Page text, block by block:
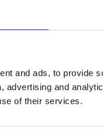
and ads, to provide
advertising and
of their services.